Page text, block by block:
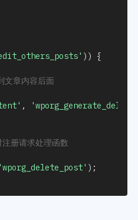
) )
{
文章内容后面
,
册请求处理函数
'wporg_delete_post' ) ;